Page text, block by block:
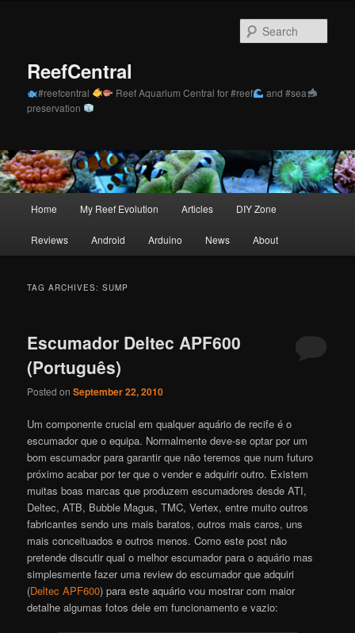
ReefCentral
#reefcentral Reef Aquarium Central for #reef
and #sea
preservation
Home My Reef Evolution Articles DIY Zone
Reviews Android Arduino News About
TAG ARCHIVES:SUMP
Escumador Deltec APF600
(Português)
Posted onSeptember 22, 2010
Um componente crucial em qualquer aquário de recife é o
escumador que o equipa. Normalmente deve-se optar por um
bom escumador para garantir que não teremos que num futuro
próximo acabar por ter que o vender e adquirir outro. Existem
muitas boas marcas que produzem escumadores desde ATI,
Deltec, ATB, Bubble Magus, TMC, Vertex, entre muito outros
fabricantes sendo uns mais baratos, outros mais caros, uns
mais conceituados e outros menos. Como este post não
pretende discutir qual o melhor escumador para o aquário mas
simplesmente fazer uma review do escumador que adquiri
(Deltec APF600) para este aquário vou mostrar com maior
detalhe algumas fotos dele em funcionamento e vazio: